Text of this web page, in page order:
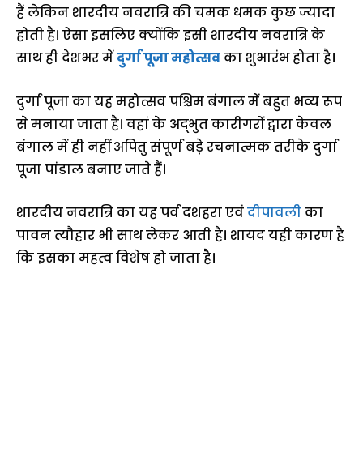
हैं लेकिन शारदीय नवरात्रि की चमक धमक कुछ ज्यादा
होती है। ऐसा इसलिए क्योंकि इसी शारदीय नवरात्रि के
साथ ही देशभर मेंदुर्गा पूजा महोत्सवका शुभारंभ होता है।
दुर्गा पूजा का यह महोत्सव पश्चिम बंगाल में बहुत भव्य रूप
से मनाया जाता है। वहां के अद्भुत कारीगरों द्वारा केवल
बंगाल में ही नहीं अपितु संपूर्ण बड़े रचनात्मक तरीके दुर्गा
पूजा पांडाल बनाए जाते हैं।
शारदीय नवरात्रि का यह पर्व दशहरा एवंदीपावलीका
पावन त्यौहार भी साथ लेकर आती है। शायद यही कारण है
कि इसका महत्व विशेष हो जाता है।